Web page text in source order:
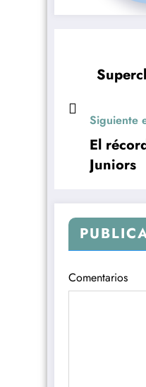
Siguiente
El
Juniors
Comentarios